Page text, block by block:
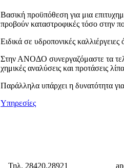
Βασική προϋπόθεση για μια
προβούν καταστροφικές τόσο στην
Ειδικά σε υδροπονικές
Στην ΑΝΟΔΟ συνεργαζόμαστε τα
χημικές αναλύσεις και προτάσεις
Παράλληλα υπάρχει η δυνατότητα
Υπηρεσίες
Τηλ. 28420.28921